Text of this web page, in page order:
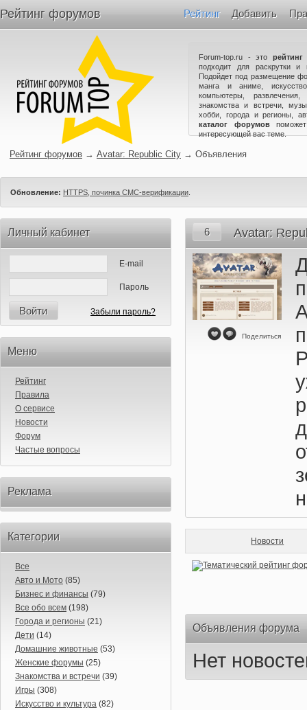
Рейтинг форумов Рейтинг Добавить
Forum-top.ru - это
подходит для раскрутки и
Подойдет под размещение
манга и аниме,
компьютеры,
знакомства и встречи,
хобби, города и регионы,
каталог форумов
интересующей вас теме.
Рейтинг форумов → Avatar: Republic City → Объявления
Обновление: HTTPS, починка СМС-верификации
Личный кабинет
E-mail
Пароль
Войти Забыли пароль?
Меню
Рейтинг
Правила
О сервисе
Новости
Форум
Частые вопросы
Реклама
Категории
Все
Авто и Мото (85)
Бизнес и финансы (79)
Все обо всем (198)
Города и регионы (21)
Дети (14)
Домашние животные (53)
Женские форумы (25)
Знакомства и встречи (39)
Игры (308)
Искусство и культура (82)
6 Avatar:
Поделиться
Новости
Объявления форума
Нет